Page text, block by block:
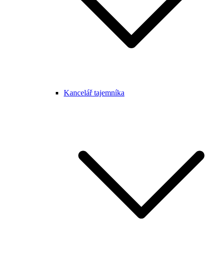
Kancelář tajemníka